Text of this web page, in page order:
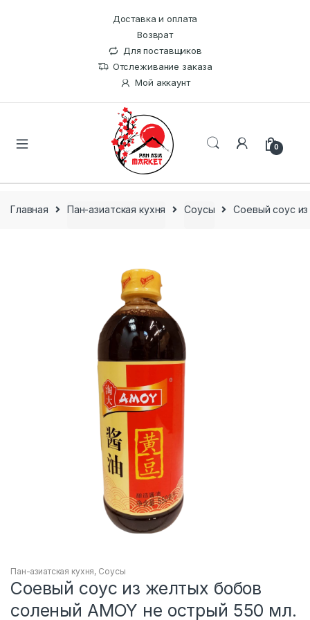
Доставка и оплата
Возврат
Для поставщиков
Отслеживание заказа
Мой аккаунт
0
Главная Пан-азиатская кухня Соусы Соевый соус
Пан-азиатская кухня, Соусы
Соевый соус из желтых бобов
соленый AMOY не острый 550 мл.